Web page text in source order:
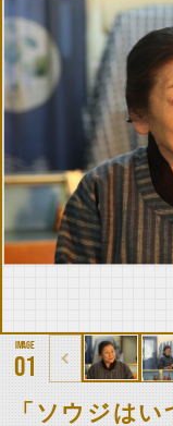
01
「ソウジは